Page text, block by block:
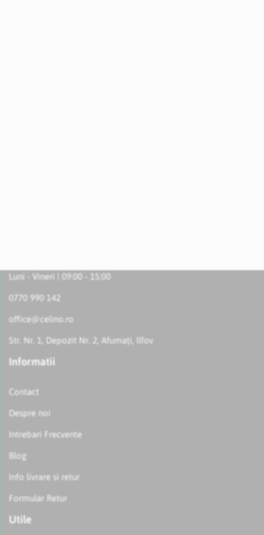
Luni - Vineri | 09:00 - 15:00
0770 990 142
office@celino.ro
Str. Nr. 1, Depozit Nr. 2, Afumați, Ilfov
Informatii
Contact
Despre noi
Intrebari Frecvente
Blog
Info livrare si retur
Formular Retur
Utile